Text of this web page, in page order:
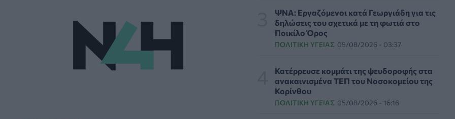
ΗΠΑ: Επιτροπή της Γερουσίας προτείνει
άσκηση διώξεων σε βάρος του Άντονι
Φάουτσι
ΕΠΙΚΑΙΡΌΤΗΤΑ 06/08/2026 - 18:38
Διαβητική αμφιβληστροειδοπάθεια:
«Σιωπηλός» κίνδυνος για την όραση των
ασθενών
HEALTH TALK 06/08/2026 - 17:34
ΨΝΑ: Εργαζόμενοι κατά Γεωργιάδη για τις
δηλώσεις του σχετικά με τη φωτιά στο
Ποικίλο Όρος
ΠΟΛΙΤΙΚΉ ΥΓΕΊΑΣ 05/08/2026 - 03:37
Κατέρρευσε κομμάτι της ψευδοροφής στα
ανακαινισμένα ΤΕΠ του Νοσοκομείου της
Κορίνθου
ΠΟΛΙΤΙΚΉ ΥΓΕΊΑΣ 05/08/2026 - 16:16